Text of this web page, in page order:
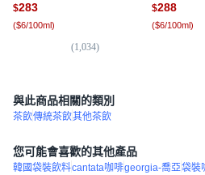
$283
($6/100ml)
(1,034)
$288
($6/100ml)
與此商品相關的類別
茶飲傳統茶飲其他茶飲
您可能會喜歡的其他產品
韓國袋裝飲料cantata咖啡georgia-喬亞袋裝